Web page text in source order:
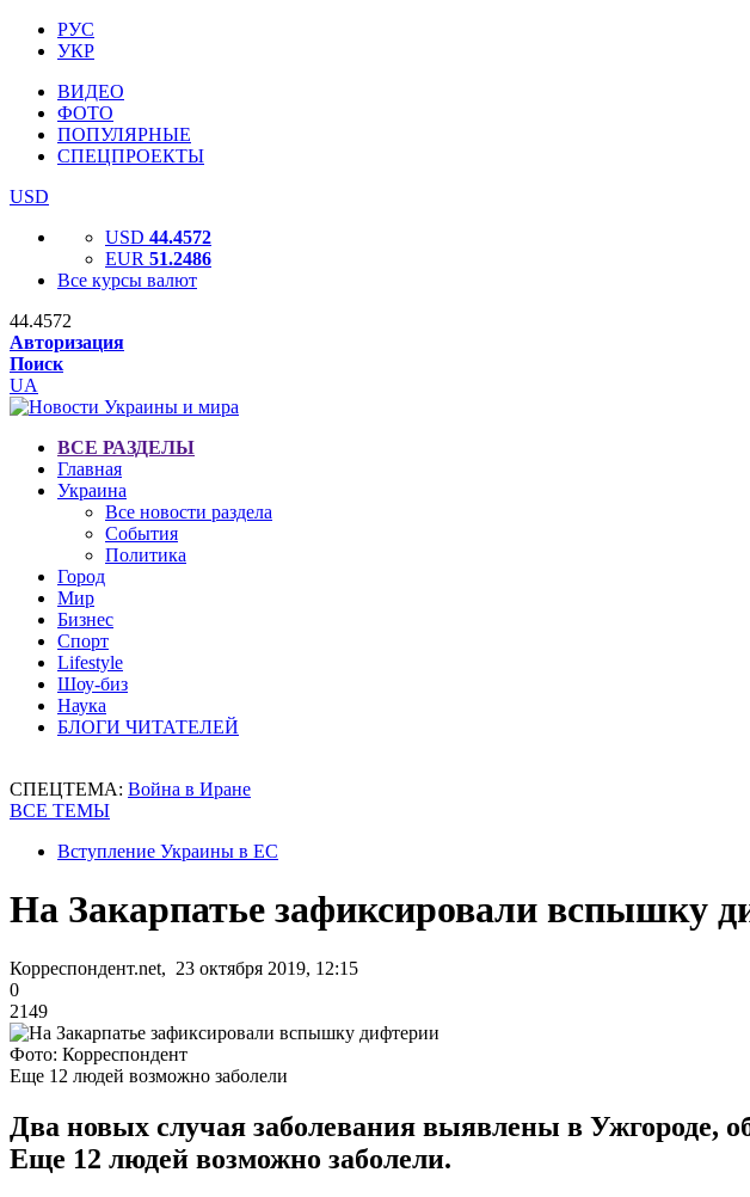
РУС
УКР
ВИДЕО
ФОТО
ПОПУЛЯРНЫЕ
СПЕЦПРОЕКТЫ
USD
USD 44.4572
EUR 51.2486
Все курсы валют
44.4572
Авторизация
Поиск
UA
ВСЕ РАЗДЕЛЫ
Главная
Украина
Все новости раздела
События
Политика
Город
Мир
Бизнес
Спорт
Lifestyle
Шоу-биз
Наука
БЛОГИ ЧИТАТЕЛЕЙ
СПЕЦТЕМА: Война в Иране
ВСЕ ТЕМЫ
Вступление Украины в ЕС
На Закарпатье зафиксировали вспышку
Корреспондент.net, 23 октября 2019, 12:15
0
2149
Фото: Корреспондент
Еще 12 людей возможно заболели
Два новых случая заболевания выявлены в Ужгороде,
Еще 12 людей возможно заболели.